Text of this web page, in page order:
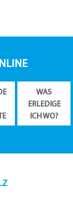
WAS
ERLEDIGE
ICH WO?